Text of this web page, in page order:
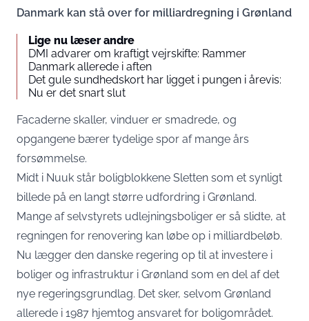
Danmark kan stå over for milliardregning i Grønland
Lige nu læser andre
DMI advarer om kraftigt vejrskifte: Rammer
Danmark allerede i aften
Det gule sundhedskort har ligget i pungen i årevis:
Nu er det snart slut
Facaderne skaller, vinduer er smadrede, og
opgangene bærer tydelige spor af mange års
forsømmelse.
Midt i Nuuk står boligblokkene Sletten som et synligt
billede på en langt større udfordring i Grønland.
Mange af selvstyrets udlejningsboliger er så slidte, at
regningen for renovering kan løbe op i milliardbeløb.
Nu lægger den danske regering op til at investere i
boliger og infrastruktur i Grønland som en del af det
nye regeringsgrundlag. Det sker, selvom Grønland
allerede i 1987 hjemtog ansvaret for boligområdet.